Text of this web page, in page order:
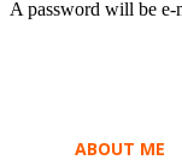
A password will be e-
ABOUT ME